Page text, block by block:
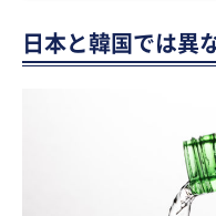
日本と韓国では異